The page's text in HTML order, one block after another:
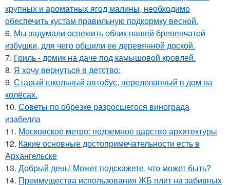
крупных и ароматных ягод малины, необходимо
обеспечить кустам правильную подкормку весной.
6. Мы задумали освежить облик нашей бревенчатой
избушки, для чего обшили ее деревянной доской.
7. Гриль - домик на даче под камышовой кровлей.
8. Я xoчу вepнутьcя в дeтcтвo:
9. Старый школьный автобус, переделанный в дом на
колёсах.
10. Советы по обрезке разросшегося винограда
изабелла
11. Московское метро: подземное царство архитектуры
12. Какие основные достопримечательности есть в
Архангельске
13. Добрый день! Может подскажете, что может быть?
14. Преимущества использования ЖБ плит на забивных